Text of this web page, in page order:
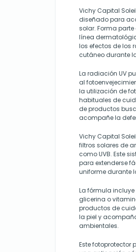
Vichy Capital
diseñado para
solar. Forma
línea
los efectos de los
cutáneo durante
La radiación UV
al
la utilización de
habituales de
de productos
acompañe la
Vichy Capital
filtros solares de
como UVB. Este
para extenderse
uniforme durante
La fórmula
glicerina o
productos de
la piel y
ambientales.
Este fotoprotector